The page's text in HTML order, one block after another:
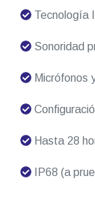
Tecnología
Sonoridad
Micrófonos
Hasta 28
IP68 (a